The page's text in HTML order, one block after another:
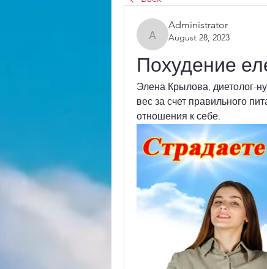
Administrator
Administrator
August 28, 2023
Похудение
Элена Крылова, диетолог-
вес за счет правильного
отношения к себе.